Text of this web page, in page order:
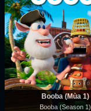
Booba (Mùa 1)
Booba (Season 1)